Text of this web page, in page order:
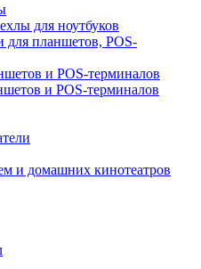
для ноутбуков
планшетов, POS-
и POS-терминалов
и POS-терминалов
и домашних кинотеатров